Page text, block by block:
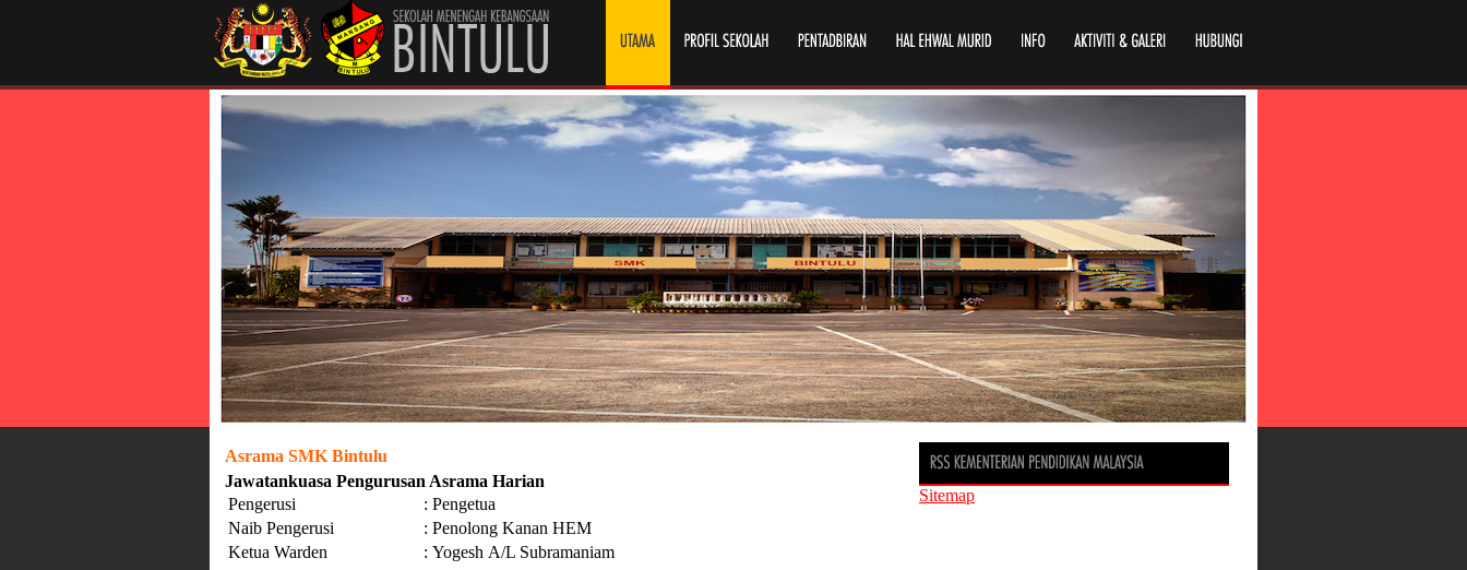
Asrama SMK Bintulu
Jawatankuasa Pengurusan Asrama Harian
Pengerusi
: Pengetua
Naib Pengerusi
: Penolong Kanan HEM
Ketua Warden
: Yogesh A/L Subramaniam
Sitemap